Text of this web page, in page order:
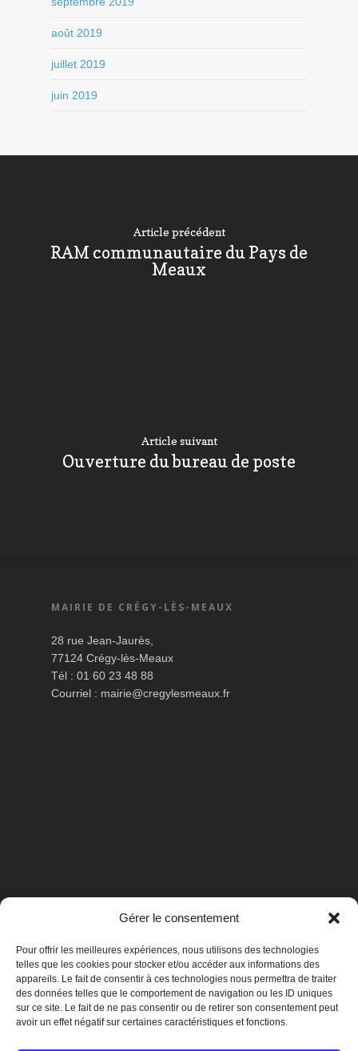
Gérer le consentement
Pour offrir les meilleures expériences, nous utilisons des technologies
telles que les cookies pour stocker et/ou accéder aux informations des
appareils. Le fait de consentir à ces technologies nous permettra de traiter
des données telles que le comportement de navigation ou les ID uniques
sur ce site. Le fait de ne pas consentir ou de retirer son consentement peut
avoir un effet négatif sur certaines caractéristiques et fonctions.
août 2019
juillet 2019
juin 2019
Article précédent
RAM communautaire du Pays de
Meaux
Article suivant
Ouverture du bureau de poste
MAIRIE DE CRÉGY-LÈS-MEAUX
28 rue Jean-Jaurès,
77124 Crégy-lès-Meaux
Tél : 01 60 23 48 88
Courriel : mairie@cregylesmeaux.fr
Mentions légales